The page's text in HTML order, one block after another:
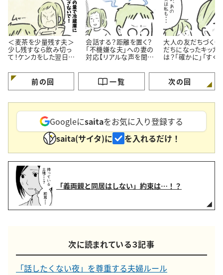
＜麦茶を少量残す夫＞
少し残すなら飲み切っ
て！ケンカをした翌日の
会話する？距離を置く？
「不機嫌な夫」への妻の
対応【リアルな声を聞い
大人の友だちづくり
だちになったキッカ
は？「確かに」「すぐ
前の回 一覧 次の回
Googleにsaitaをお気に入り登録する
saita(サイタ)に
を入れるだけ！
「義両親と同居はしない」約束は…！？
次に読まれている３記事
「話したくない夜」を尊重する夫婦ルール